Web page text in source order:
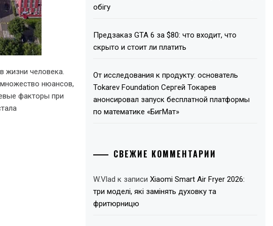
жизни человека.
нюансов,
факторы при
обігу
Предзаказ GTA 6 за $80: что входит, что
скрыто и стоит ли платить
От исследования к продукту: основатель
Tokarev Foundation Сергей Токарев
анонсировал запуск бесплатной платформы
по математике «БигМат»
СВЕЖИЕ КОММЕНТАРИИ
W.Vlad к записиXiaomi Smart Air Fryer 2026:
три моделі, які замінять духовку та
фритюрницю